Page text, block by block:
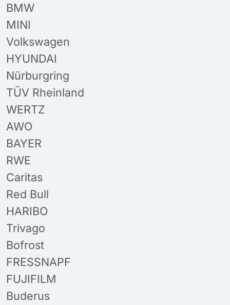
BMW
MINI
Volkswagen
HYUNDAI
Nürburgring
TÜV Rheinland
WERTZ
AWO
BAYER
RWE
Caritas
Red Bull
HARIBO
Trivago
Bofrost
FRESSNAPF
FUJIFILM
Buderus